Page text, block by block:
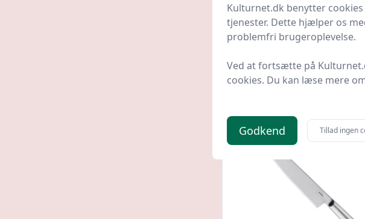
ZWILLING VIER STERNE
Forskærerkniv 20 cm,
Glatslebet : Erling
Christensen Møbler
Erling Christensen Møbler
599,95 kr. Til
Kulturnet.dk benytter
tjenester. Dette hjælper os
problemfri brugeroplevelse.
Ved at fortsætte på
cookies. Du kan læse mere
Godkend Tillad ingen